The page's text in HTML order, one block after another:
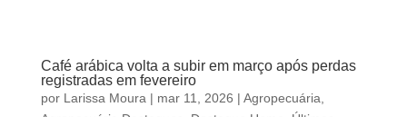
Café arábica volta a subir em março após perdas
registradas em fevereiro
por Larissa Moura | mar 11, 2026 | Agropecuária